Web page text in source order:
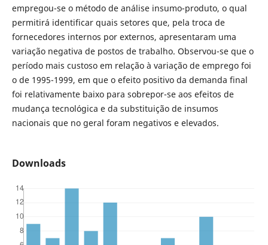
empregou-se o método de análise insumo-produto, o qual
permitirá identificar quais setores que, pela troca de
fornecedores internos por externos, apresentaram uma
variação negativa de postos de trabalho. Observou-se que o
período mais custoso em relação à variação de emprego foi
o de 1995-1999, em que o efeito positivo da demanda final
foi relativamente baixo para sobrepor-se aos efeitos de
mudança tecnológica e da substituição de insumos
nacionais que no geral foram negativos e elevados.
Downloads